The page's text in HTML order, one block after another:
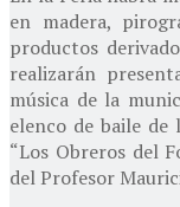
en madera,
productos
realizarán
música de la
elenco de baile de
“Los Obreros del
del Profesor